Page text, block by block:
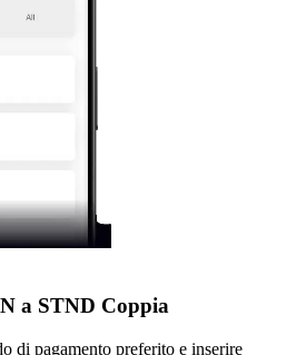
a STND Coppia
di pagamento preferito e inserire